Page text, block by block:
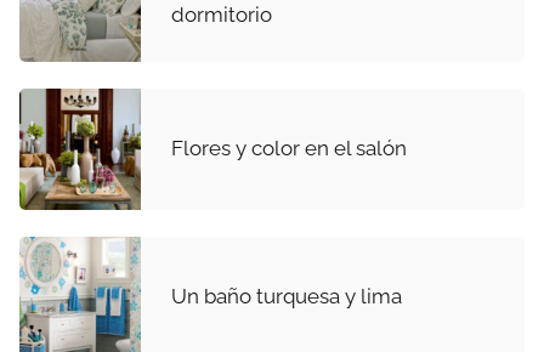
dormitorio
Flores y color en el salón
Un baño turquesa y lima